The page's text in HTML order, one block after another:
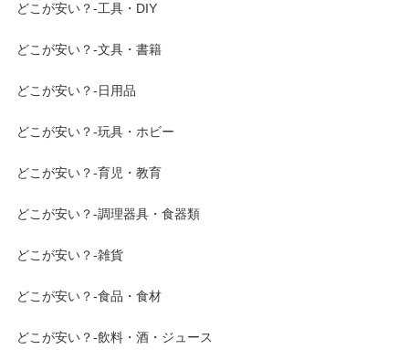
どこが安い？-工具・DIY
どこが安い？-文具・書籍
どこが安い？-日用品
どこが安い？-玩具・ホビー
どこが安い？-育児・教育
どこが安い？-調理器具・食器類
どこが安い？-雑貨
どこが安い？-食品・食材
どこが安い？-飲料・酒・ジュース